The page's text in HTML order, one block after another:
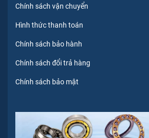
Chính sách vận chuyển
Hình thức thanh toán
Chính sách bảo hành
Chính sách đổi trả hàng
Chính sách bảo mật